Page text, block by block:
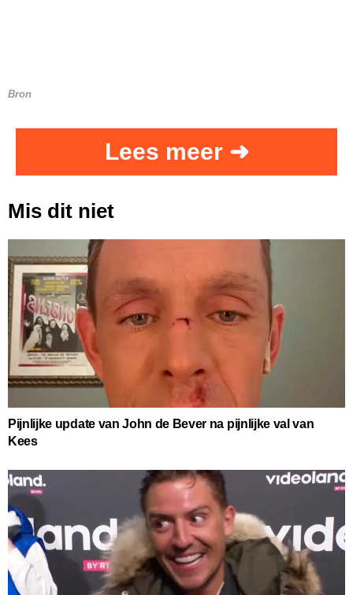
Bron
Lees meer ➜
Mis dit niet
Pijnlijke update van John de Bever na pijnlijke val van
Kees